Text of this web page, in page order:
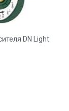
DN Light